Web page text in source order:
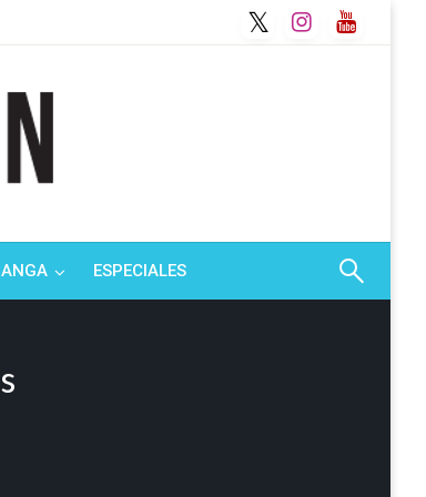
ESPECIALES